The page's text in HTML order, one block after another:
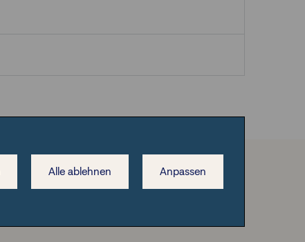
Alle ablehnen Anpassen